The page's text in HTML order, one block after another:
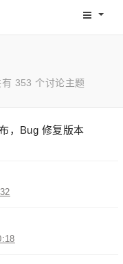
码农网
有 353 个讨论主题
，Bug 修复版本